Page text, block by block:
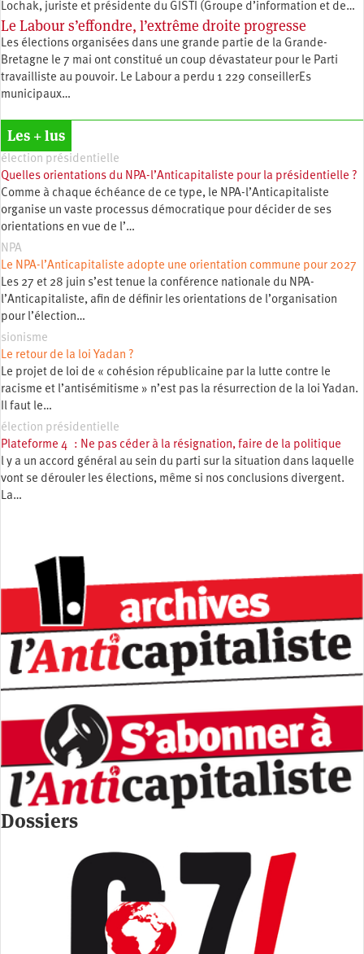
Lochak, juriste et présidente du GISTI (Groupe d’information et de…
Le Labour s’effondre, l’extrême droite progresse
Les élections organisées dans une grande partie de la Grande-
Bretagne le 7 mai ont constitué un coup dévastateur pour le Parti
travailliste au pouvoir. Le Labour a perdu 1 229 conseillerEs
municipaux…
Les + lus
élection présidentielle
Quelles orientations du NPA-l’Anticapitaliste pour la présidentielle ?
Comme à chaque échéance de ce type, le NPA-l’Anticapitaliste
organise un vaste processus démocratique pour décider de ses
orientations en vue de l’…
NPA
Le NPA-l’Anticapitaliste adopte une orientation commune pour 2027
Les 27 et 28 juin s’est tenue la conférence nationale du NPA-
l’Anticapitaliste, afin de définir les orientations de l’organisation
pour l’élection…
sionisme
Le retour de la loi Yadan ?
Le projet de loi de « cohésion républicaine par la lutte contre le
racisme et l’antisémitisme » n’est pas la résurrection de la loi Yadan.
Il faut le…
élection présidentielle
Plateforme 4 : Ne pas céder à la résignation, faire de la politique
l y a un accord général au sein du parti sur la situation dans laquelle
vont se dérouler les élections, même si nos conclusions divergent.
La…
Dossiers